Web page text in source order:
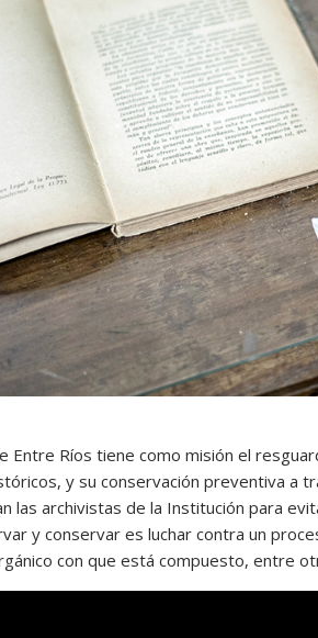
Entre Ríos tiene como misión el
y su conservación preventiva a
las archivistas de la Institución para
y conservar es luchar contra un
con que está compuesto, entre